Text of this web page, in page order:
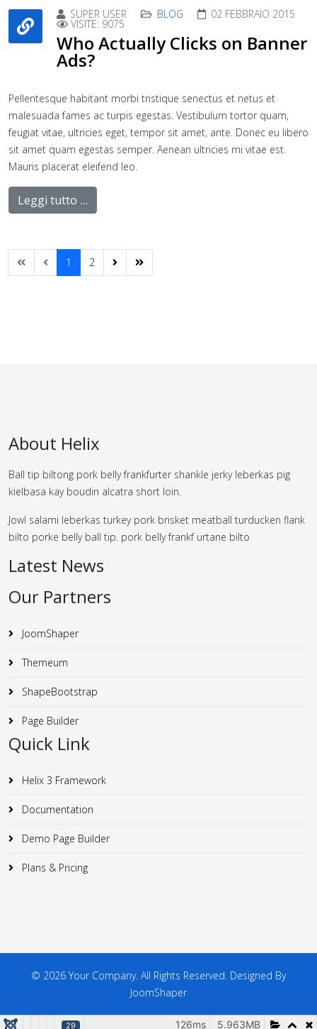
SUPER USER BLOG 02 FEBBRAIO 2015
VISITE: 9075
Who Actually Clicks on Banner
Ads?
Pellentesque habitant morbi tristique senectus et netus et
malesuada fames ac turpis egestas. Vestibulum tortor quam,
feugiat vitae, ultricies eget, tempor sit amet, ante. Donec eu libero
sit amet quam egestas semper. Aenean ultricies mi vitae est.
Mauris placerat eleifend leo.
Leggi tutto …
1 2
About Helix
Ball tip biltong pork belly frankfurter shankle jerky leberkas pig
kielbasa kay boudin alcatra short loin.
Jowl salami leberkas turkey pork brisket meatball turducken flank
bilto porke belly ball tip. pork belly frankf urtane bilto
Latest News
Our Partners
JoomShaper
Themeum
ShapeBootstrap
Page Builder
Quick Link
Helix 3 Framework
Documentation
Demo Page Builder
Plans & Pricing
© 2026 Your Company. All Rights Reserved. Designed By
JoomShaper
29 5.963MB
126ms